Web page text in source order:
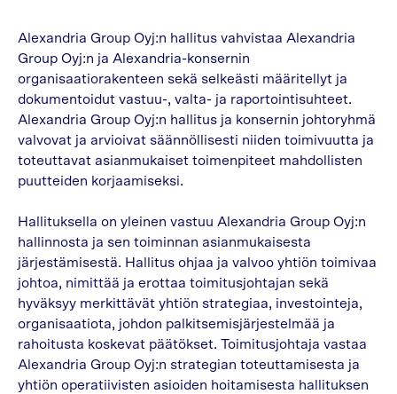
Alexandria Group Oyj:n hallitus vahvistaa Alexandria
Group Oyj:n ja Alexandria-konsernin
organisaatiorakenteen sekä selkeästi määritellyt ja
dokumentoidut vastuu-, valta- ja raportointisuhteet.
Alexandria Group Oyj:n hallitus ja konsernin johtoryhmä
valvovat ja arvioivat säännöllisesti niiden toimivuutta ja
toteuttavat asianmukaiset toimenpiteet mahdollisten
puutteiden korjaamiseksi.
Hallituksella on yleinen vastuu Alexandria Group Oyj:n
hallinnosta ja sen toiminnan asianmukaisesta
järjestämisestä. Hallitus ohjaa ja valvoo yhtiön toimivaa
johtoa, nimittää ja erottaa toimitusjohtajan sekä
hyväksyy merkittävät yhtiön strategiaa, investointeja,
organisaatiota, johdon palkitsemisjärjestelmää ja
rahoitusta koskevat päätökset. Toimitusjohtaja vastaa
Alexandria Group Oyj:n strategian toteuttamisesta ja
yhtiön operatiivisten asioiden hoitamisesta hallituksen